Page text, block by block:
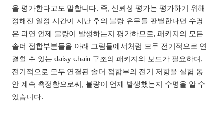
을 평가한다고도 말합니다. 즉, 신뢰성 평가는 평가하기 위해
정해진 일정 시간이 지난 후의 불량 유무를 판별한다면 수명
은 과연 언제 불량이 발생하는지 평가하므로, 패키지의 모든
솔더 접합부분들을 아래 그림들에서처럼 모두 전기적으로 연
결할 수 있는 daisy chain 구조의 패키지와 보드가 필요하며,
전기적으로 모두 연결된 솔더 접합부의 전기 저항을 실험 동
안 계속 측정함으로써, 불량이 언제 발생했는지 수명을 알 수
있습니다.